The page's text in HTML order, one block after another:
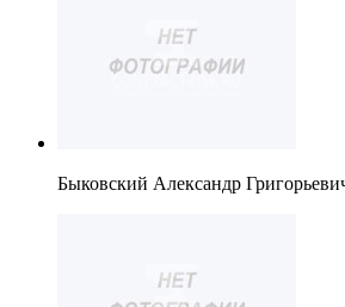
Быковский Александр